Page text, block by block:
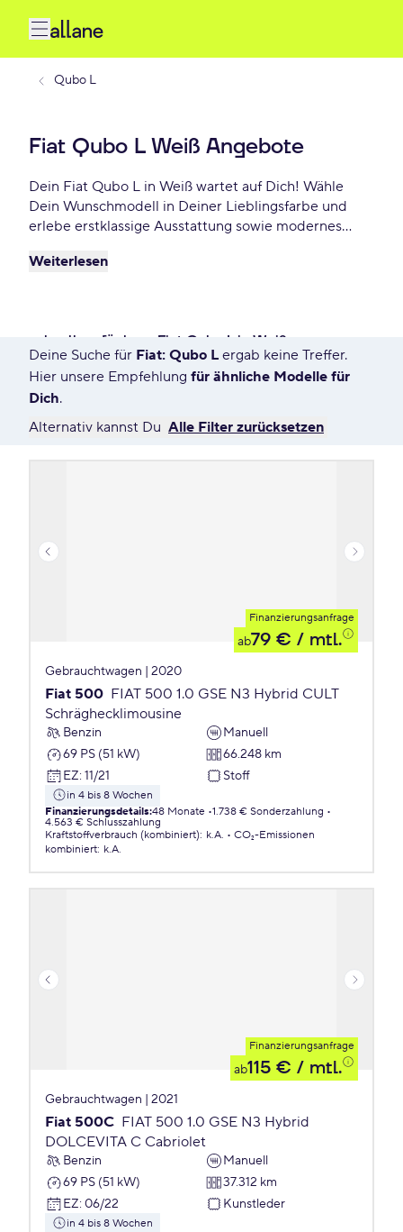
Qubo L
Fiat Qubo L Weiß Angebote
Dein Fiat Qubo L in Weiß wartet auf Dich! Wähle
Dein Wunschmodell in Deiner Lieblingsfarbe und
erlebe erstklassige Ausstattung sowie modernes
Finanzierungsoptionen und fahre Dein Fiat Qubo L
Weiterlesen
schnell verfügbare Fiat Qubo L in Weiß
76 Angebote für Deine Suche
Deine Suche für Fiat: Qubo L ergab keine Treffer.
Hier unsere Empfehlung für ähnliche Modelle für
Dich.
Alternativ kannst Du Alle Filter zurücksetzen
Finanzierungsanfrage
ab79 € / mtl.
Gebrauchtwagen | 2020
Fiat 500 FIAT 500 1.0 GSE N3 Hybrid CULT
Schräghecklimousine
Benzin
Manuell
69 PS (51 kW)
66.248 km
EZ: 11/21 Stoff
in 4 bis 8 Wochen
Finanzierungsdetails:48 Monate 1.738 € Sonderzahlung
4.563 € Schlusszahlung
Kraftstoffverbrauch (kombiniert): k.A.
CO₂-Emissionen
kombiniert: k.A.
Finanzierungsanfrage
ab115 € / mtl.
Gebrauchtwagen | 2021
Fiat 500C FIAT 500 1.0 GSE N3 Hybrid
DOLCEVITA C Cabriolet
Benzin
Manuell
69 PS (51 kW)
37.312 km
EZ: 06/22 Kunstleder
in 4 bis 8 Wochen